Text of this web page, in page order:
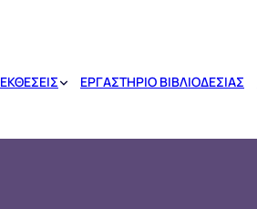
ΕΚΘΕΣΕΙΣ ΕΡΓΑΣΤΗΡΙΟ ΒΙΒΛΙΟΔΕΣΙΑΣ